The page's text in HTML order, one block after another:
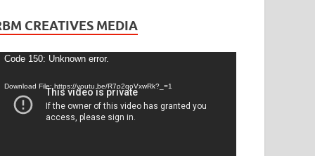
CREATIVES MEDIA
Code 150: Unknown error.
Download File: https://youtu.be/R7o2qoVxwRk?_=1